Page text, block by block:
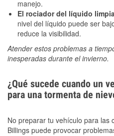
manejo.
El rociador del líquido
nivel del líquido puede ser
reduce la visibilidad.
Atender estos problemas a
inesperadas durante el invierno.
¿Qué sucede cuando un
para una tormenta de
No preparar tu vehículo para las
Billings puede provocar